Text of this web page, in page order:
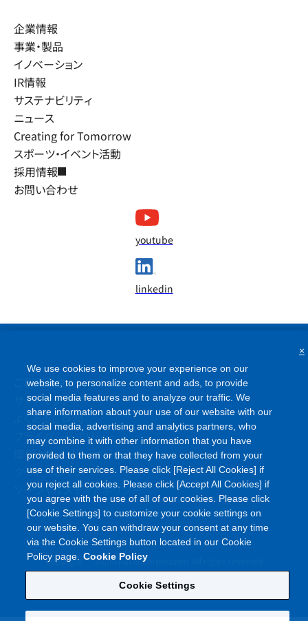
企業情報
事業・製品
イノベーション
IR情報
サステナビリティ
ニュース
Creating for Tomorrow
スポーツ・イベント活動
採用情報
お問い合わせ
youtube
linkedin
ご利用条件
サイトマップ
よくあるご質問
プライバシーポリシー
情報セキュリティポリシー
クッキーポリシー
ソーシャルメディアポリシー
Copyright©Asahi Kasei Corporation. All rights reserved
website, to personalize content and ads, to provide
social media features and to analyze our traffic. We
share information about your use of our website with our
social media, advertising and analytics partners, who
may combine it with other information that you have
provided to them or that they have collected from your
use of their services. Please click [Reject All Cookies] if
you reject all cookies. Please click [Accept All Cookies] if
you agree with the use of all of our cookies. Please click
[Cookie Settings] to customize your cookie settings on
our website. You can withdraw your consent at any time
via the Cookie Settings button located in our Cookie
Policy page. Cookie Policy
Cookie Settings
Reject All Cookies